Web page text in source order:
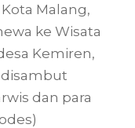
Malang,
ke Wisata
Kemiren,
dan para